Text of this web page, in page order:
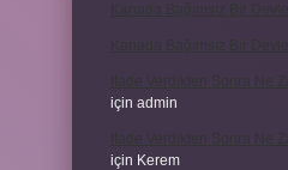
için admin
için Kerem